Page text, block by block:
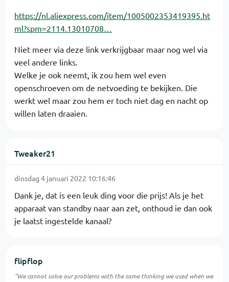
https://nl.aliexpress.com/item/1005002353419395.ht
ml?spm=2114.13010708…
Niet meer via deze link verkrijgbaar maar nog wel via
veel andere links.
Welke je ook neemt, ik zou hem wel even
openschroeven om de netvoeding te bekijken. Die
werkt wel maar zou hem er toch niet dag en nacht op
willen laten draaien.
Tweaker21
dinsdag 4 januari 2022 10:16:46
Dank je, dat is een leuk ding voor die prijs! Als je het
apparaat van standby naar aan zet, onthoud ie dan ook
je laatst ingestelde kanaal?
flipflop
"We cannot solve our problems with the same thinking we used when we